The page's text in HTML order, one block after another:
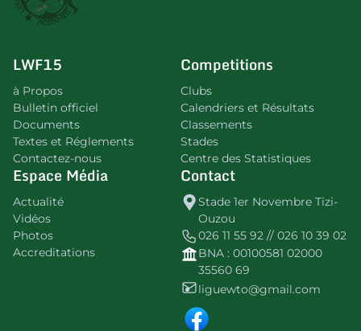
LWF15
à Propos
Bulletin officiel
Documents
Textes et Réglements
Contactez-nous
Competitions
Clubs
Calendriers et Résultats
Classements
Stades
Centre des Statistiques
Espace Média
Actualité
Vidéos
Photos
Accreditations
Contact
Stade 1er Novembre Tizi-
Ouzou
026 11 55 92 // 026 10 39 02
BNA : 00100581 02000
35560 69
liguewto@gmail.com